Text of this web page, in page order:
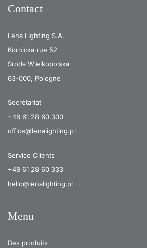
Contact
Lena Lighting S.A.
Kornicka rue 52
Sroda Wielkopolska
63-000, Pologne
Secrétariat
+48 61 28 60 300
office@lenalighting.pl
Service Clients
+48 61 28 60 333
hello@lenalighting.pl
Menu
Des produits